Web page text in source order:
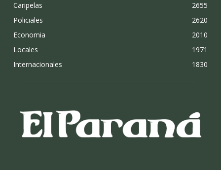
Caripelas
2655
Policiales
2620
Economia
2010
Locales
1971
Internacionales
1830